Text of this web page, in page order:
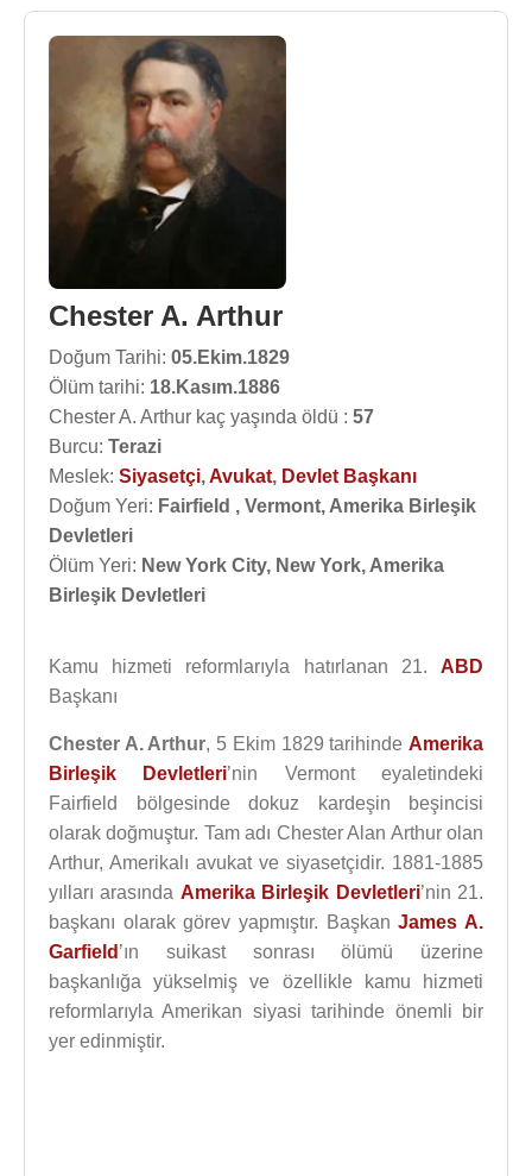
Chester A. Arthur
Doğum Tarihi: 05.Ekim.1829
Ölüm tarihi: 18.Kasım.1886
Chester A. Arthur kaç yaşında öldü : 57
Burcu: Terazi
Meslek: Siyasetçi,Avukat, Devlet Başkanı
Doğum Yeri: Fairfield , Vermont, Amerika Birleşik
Devletleri
Ölüm Yeri: New York City, New York, Amerika
Birleşik Devletleri
Kamu hizmeti reformlarıyla hatırlanan 21. ABD
Başkanı
Chester A. Arthur, 5 Ekim 1829 tarihindeAmerika
Birleşik Devletleri’nin Vermont eyaletindeki
Fairfield bölgesinde dokuz kardeşin beşincisi
olarak doğmuştur. Tam adı Chester Alan Arthur olan
Arthur, Amerikalı avukat ve siyasetçidir. 1881-1885
yılları arasında Amerika Birleşik Devletleri’nin 21.
başkanı olarak görev yapmıştır. BaşkanJames A.
Garfield ’ın suikast sonrası ölümü üzerine
başkanlığa yükselmiş ve özellikle kamu hizmeti
reformlarıyla Amerikan siyasi tarihinde önemli bir
yer edinmiştir.